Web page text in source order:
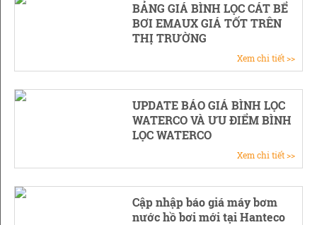
BẢNG GIÁ BÌNH LỌC CÁT BỂ
BƠI EMAUX GIÁ TỐT TRÊN
THỊ TRƯỜNG
Xem chi tiết >>
UPDATE BÁO GIÁ BÌNH LỌC
WATERCO VÀ ƯU ĐIỂM BÌNH
LỌC WATERCO
Xem chi tiết >>
Cập nhập báo giá máy bơm
nước hồ bơi mới tại Hanteco